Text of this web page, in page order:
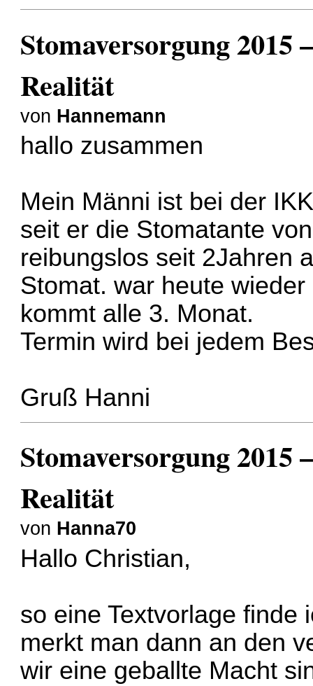
Stomaversorgung 2015
Realität
von Hannemann
hallo zusammen
Mein Männi ist bei der
seit er die Stomatante
reibungslos seit 2Jahren
Stomat. war heute
kommt alle 3. Monat.
Termin wird bei jedem
Gruß Hanni
Stomaversorgung 2015
Realität
von Hanna70
Hallo Christian,
so eine Textvorlage finde
merkt man dann an den
wir eine geballte Macht